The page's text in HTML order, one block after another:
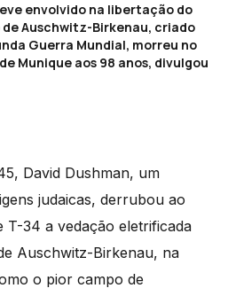
envolvido na libertação do
Auschwitz-Birkenau, criado
Guerra Mundial, morreu no
Munique aos 98 anos, divulgou
David Dushman, um
judaicas, derrubou ao
T-34 a vedação eletrificada
Auschwitz-Birkenau, na
o pior campo de